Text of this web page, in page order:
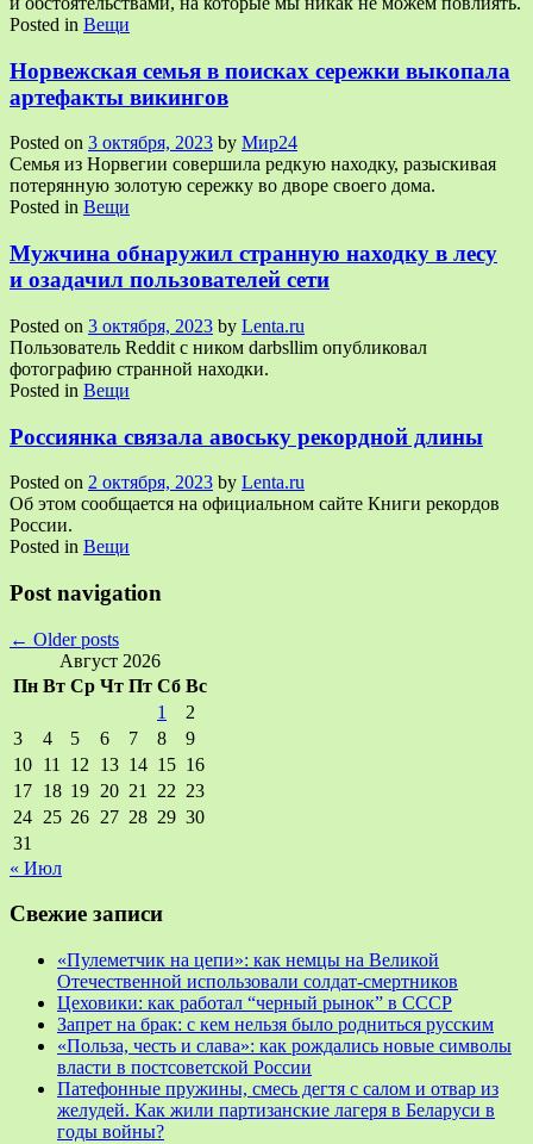
Posted in Вещи
Норвежская семья в поисках сережки выкопала
артефакты викингов
Posted on 3 октября, 2023 by Мир24
Семья из Норвегии совершила редкую находку, разыскивая
потерянную золотую сережку во дворе своего дома.
Posted in Вещи
Мужчина обнаружил странную находку в лесу
и озадачил пользователей сети
Posted on 3 октября, 2023 by Lenta.ru
Пользователь Reddit с ником darbsllim опубликовал
фотографию странной находки.
Posted in Вещи
Россиянка связала авоську рекордной длины
Posted on 2 октября, 2023 by Lenta.ru
Об этом сообщается на официальном сайте Книги рекордов
России.
Posted in Вещи
Post navigation
← Older posts
Август 2026
Пн Вт Ср Чт Пт Сб Вс
1
2
3
4 5 6 7 8
9
10 11 12 13 14 15 16
17 18 19 20 21 22 23
24 25 26 27 28 29 30
31
« Июл
Свежие записи
«Пулеметчик на цепи»: как немцы на Великой
Отечественной использовали солдат-смертников
Цеховики: как работал “черный рынок” в СССР
Запрет на брак: с кем нельзя было родниться русским
«Польза, честь и слава»: как рождались новые символы
власти в постсоветской России
Патефонные пружины, смесь дегтя с салом и отвар из
желудей. Как жили партизанские лагеря в Беларуси в
годы войны?